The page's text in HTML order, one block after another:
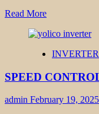
Read MoreRead
about
COOLING
YUEMA
INVERTER
SPEED
admin February 19, 2025